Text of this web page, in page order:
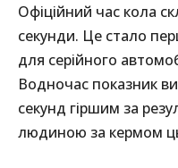
Офіційний час кола
секунди. Це стало
для серійного
Водночас показник
секунд гіршим за
людиною за кермом